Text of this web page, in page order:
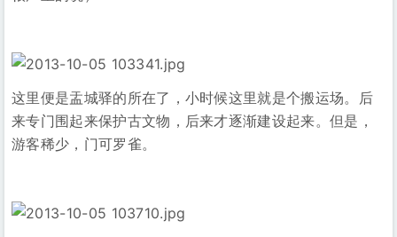
这里便是盂城驿的所在了，小时候这里就是个搬运场。后
来专门围起来保护古文物，后来才逐渐建设起来。但是，
游客稀少，门可罗雀。